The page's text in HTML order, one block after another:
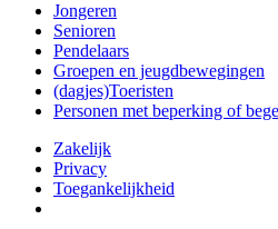
Jongeren
Senioren
Pendelaars
Groepen en jeugdbewegingen
(dagjes)Toeristen
Personen met beperking of
Zakelijk
Privacy
Toegankelijkheid